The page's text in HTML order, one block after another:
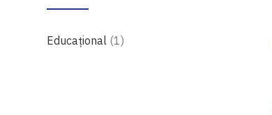
Educațional 1produs